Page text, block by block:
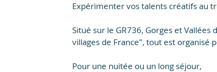
Expérimenter vos talents créatifs au
Situé sur le GR736, Gorges et
villages de France", tout est organisé
Pour une nuitée ou un long séjour,